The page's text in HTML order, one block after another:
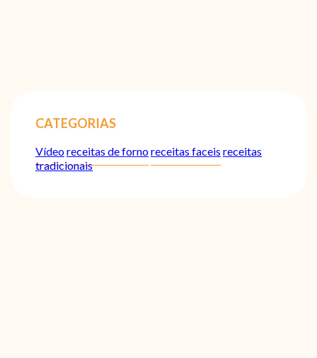
CATEGORIAS
Vídeoreceitas de fornoreceitas faceis receitas
tradicionais